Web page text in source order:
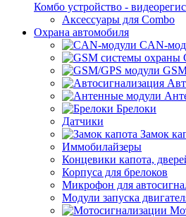
Комбо устройство -
Аксессуары для Combo
Охрана автомобиля
CAN-
Брелоки
Датчики
Замок
Иммобилайзеры
Концевики капота,
Корпуса для брелоков
Микрофон для
Модули запуска